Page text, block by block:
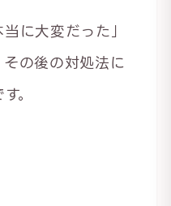
に大変だった」
の後の対処法に
。